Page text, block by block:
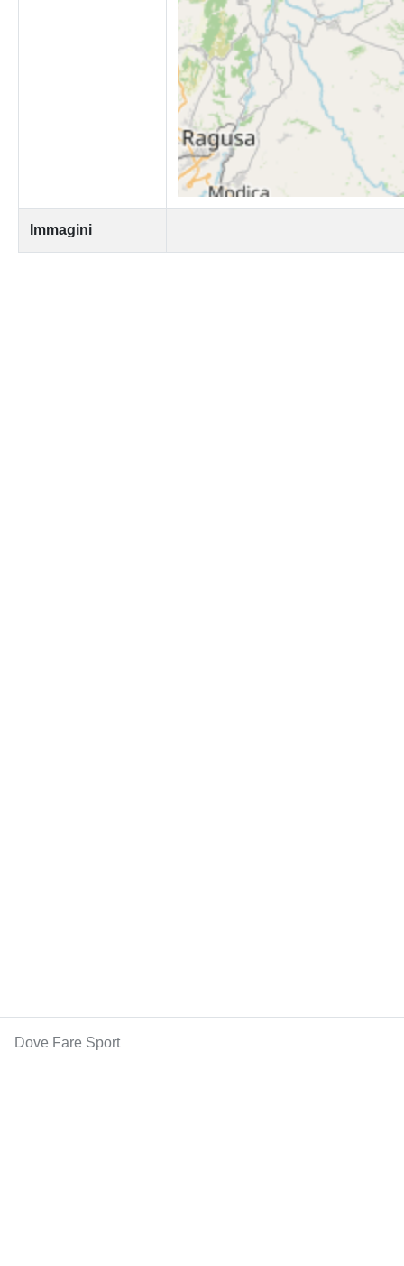
Immagini
Dove Fare Sport